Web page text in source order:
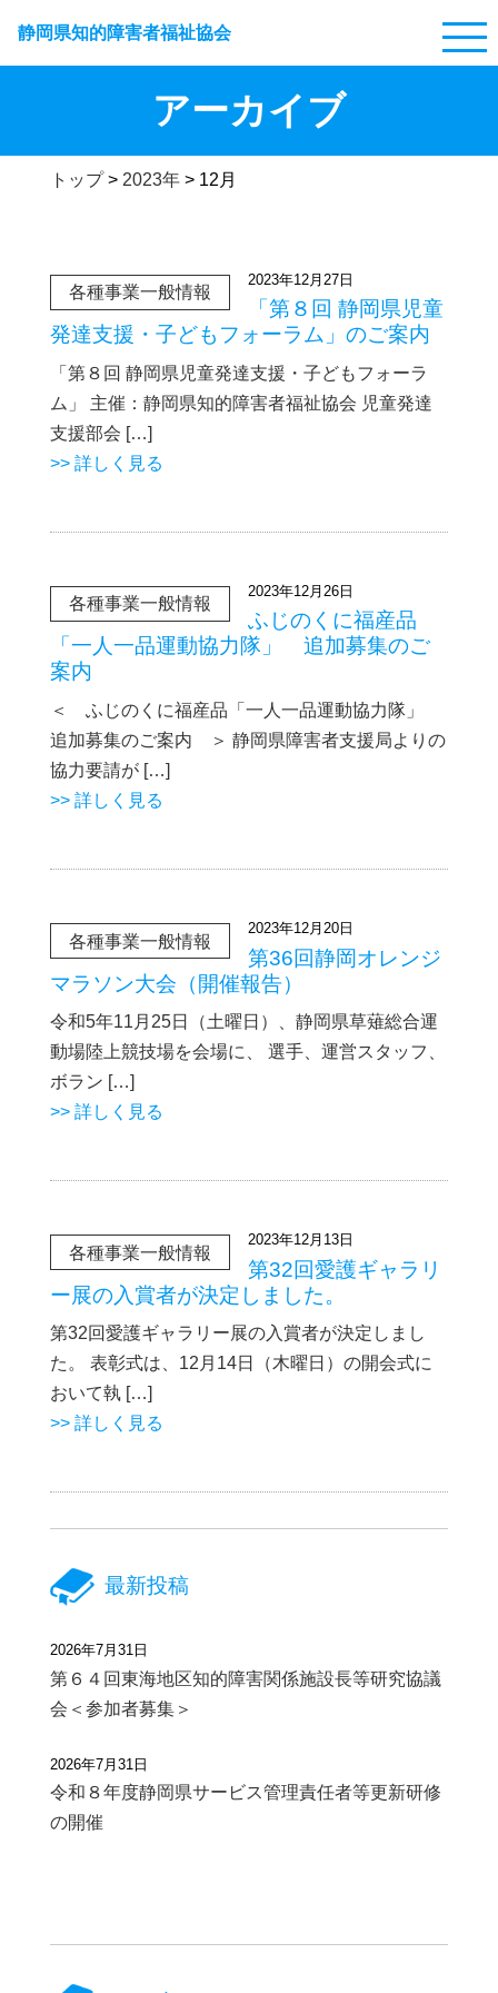
静岡県知的障害者福祉協会
アーカイブ
トップ> 2023年> 12月
各種事業一般情報
2023年12月27日
「第８回 静岡県児童
発達支援・子どもフォーラム」のご案内
「第８回 静岡県児童発達支援・子どもフォーラ
ム」 主催：静岡県知的障害者福祉協会 児童発達
支援部会 […]
>> 詳しく見る
各種事業一般情報
2023年12月26日
ふじのくに福産品
「一人一品運動協力隊」 追加募集のご
案内
＜ ふじのくに福産品「一人一品運動協力隊」
追加募集のご案内 ＞ 静岡県障害者支援局よりの
協力要請が […]
>> 詳しく見る
各種事業一般情報
2023年12月20日
第36回静岡オレンジ
マラソン大会（開催報告）
令和5年11月25日（土曜日）、静岡県草薙総合運
動場陸上競技場を会場に、 選手、運営スタッフ、
ボラン […]
>> 詳しく見る
各種事業一般情報
2023年12月13日
第32回愛護ギャラリ
ー展の入賞者が決定しました。
第32回愛護ギャラリー展の入賞者が決定しまし
た。 表彰式は、12月14日（木曜日）の開会式に
おいて執 […]
>> 詳しく見る
最新投稿
2026年7月31日
第６４回東海地区知的障害関係施設長等研究協議
会＜参加者募集＞
2026年7月31日
令和８年度静岡県サービス管理責任者等更新研修
の開催